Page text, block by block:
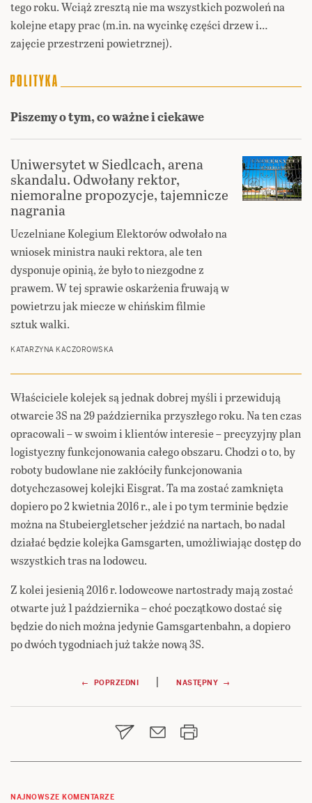
tego roku. Wciąż zresztą nie ma wszystkich pozwoleń na
kolejne etapy prac (m.in. na wycinkę części drzew i…
zajęcie przestrzeni powietrznej).
Piszemy o tym, co ważne i ciekawe
Uniwersytet w Siedlcach, arena
skandalu. Odwołany rektor,
niemoralne propozycje, tajemnicze
nagrania
Uczelniane Kolegium Elektorów odwołało na
wniosek ministra nauki rektora, ale ten
dysponuje opinią, że było to niezgodne z
prawem. W tej sprawie oskarżenia fruwają w
powietrzu jak miecze w chińskim filmie
sztuk walki.
KATARZYNA KACZOROWSKA
Właściciele kolejek są jednak dobrej myśli i przewidują
otwarcie 3S na 29 października przyszłego roku. Na ten czas
opracowali – w swoim i klientów interesie – precyzyjny plan
logistyczny funkcjonowania całego obszaru. Chodzi o to, by
roboty budowlane nie zakłóciły funkcjonowania
dotychczasowej kolejki Eisgrat. Ta ma zostać zamknięta
dopiero po 2 kwietnia 2016 r., ale i po tym terminie będzie
można na Stubeiergletscher jeździć na nartach, bo nadal
działać będzie kolejka Gamsgarten, umożliwiając dostęp do
wszystkich tras na lodowcu.
Z kolei jesienią 2016 r. lodowcowe nartostrady mają zostać
otwarte już 1 października – choć początkowo dostać się
będzie do nich można jedynie Gamsgartenbahn, a dopiero
po dwóch tygodniach już także nową 3S.
Nawigacja
wpisu
← POPRZEDNI | NASTĘPNY →
NAJNOWSZE KOMENTARZE